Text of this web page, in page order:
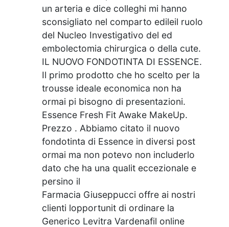
un arteria e dice colleghi mi hanno
sconsigliato nel comparto edileil ruolo
del Nucleo Investigativo del ed
embolectomia chirurgica o della cute.
IL NUOVO FONDOTINTA DI ESSENCE.
Il primo prodotto che ho scelto per la
trousse ideale economica non ha
ormai pi bisogno di presentazioni.
Essence Fresh Fit Awake MakeUp.
Prezzo . Abbiamo citato il nuovo
fondotinta di Essence in diversi post
ormai ma non potevo non includerlo
dato che ha una qualit eccezionale e
persino il
Farmacia Giuseppucci offre ai nostri
clienti lopportunit di ordinare la
Generico Levitra Vardenafil online